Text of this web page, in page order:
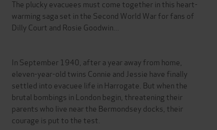
The plucky evacuees must come together in this heart-
warming saga set in the Second World War for fans of
Dilly Court and Rosie Goodwin...
In September 1940, after a year away from home,
eleven-year-old twins Connie and Jessie have finally
settled into evacuee life in Harrogate. But when the
brutal bombings in London begin, threatening their
parents who live near the Bermondsey docks, their
courage is put to the test.